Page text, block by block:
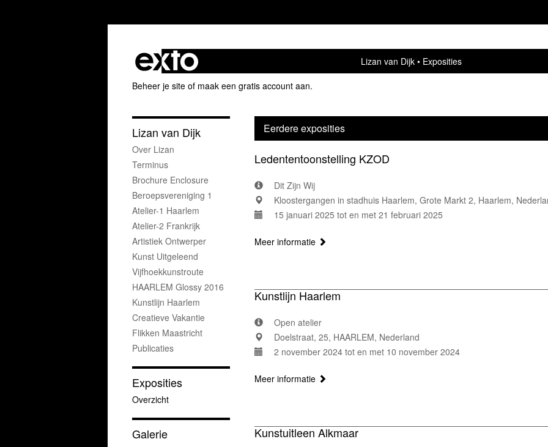
Lizan van Dijk
Exposities
Beheer je site of maak een gratis account aan.
Eerdere exposities
Ledententoonstelling KZOD
Dit Zijn Wij
Kloostergangen in stadhuis Haarlem, Grote Markt 2, Haarlem,
15 januari 2025 tot en met 21 februari 2025
Meer informatie
Kunstlijn Haarlem
Open atelier
Doelstraat, 25, HAARLEM, Nederland
2 november 2024 tot en met 10 november 2024
Meer informatie
Kunstuitleen Alkmaar
Lizan van Dijk
Over Lizan
Terminus
Brochure Enclosure
Beroepsvereniging 1
Atelier-1 Haarlem
Atelier-2 Frankrijk
Artistiek Ontwerper
Kunst Uitgeleend
Vijfhoekkunstroute
HAARLEM Glossy 2016
Kunstlijn Haarlem
Creatieve Vakantie
Flikken Maastricht
Publicaties
Exposities
Overzicht
Galerie